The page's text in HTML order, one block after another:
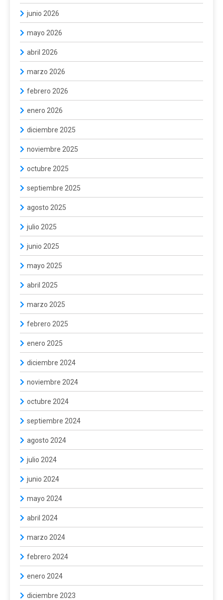
junio 2026
mayo 2026
abril 2026
marzo 2026
febrero 2026
enero 2026
diciembre 2025
noviembre 2025
octubre 2025
septiembre 2025
agosto 2025
julio 2025
junio 2025
mayo 2025
abril 2025
marzo 2025
febrero 2025
enero 2025
diciembre 2024
noviembre 2024
octubre 2024
septiembre 2024
agosto 2024
julio 2024
junio 2024
mayo 2024
abril 2024
marzo 2024
febrero 2024
enero 2024
diciembre 2023